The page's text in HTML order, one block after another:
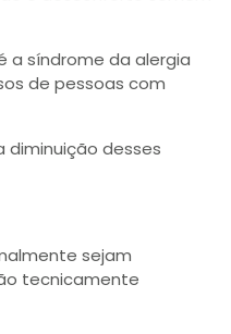
a síndrome da alergia
de pessoas com
diminuição desses
sejam
tecnicamente